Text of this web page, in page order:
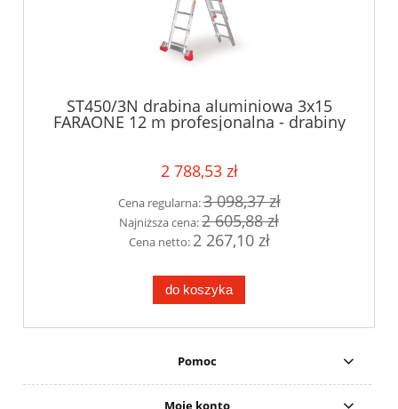
ST450/3N drabina aluminiowa 3x15
FARAONE 12 m profesjonalna - drabiny
wielofunkcyjne
2 788,53 zł
Cena regularna:3 098,37 zł
Najniższa cena:2 605,88 zł
Cena netto: 2 267,10 zł
do koszyka
Pomoc
Moje konto